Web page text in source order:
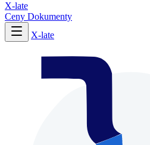
X-late
Ceny Dokumenty
X-late